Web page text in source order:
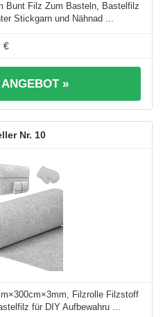
Bunt Filz Zum Basteln, Bastelfilz
Stickgarn und Nähnad ...
€
»
10
Filzrolle Filzstoff
für DIY Aufbewahru ...